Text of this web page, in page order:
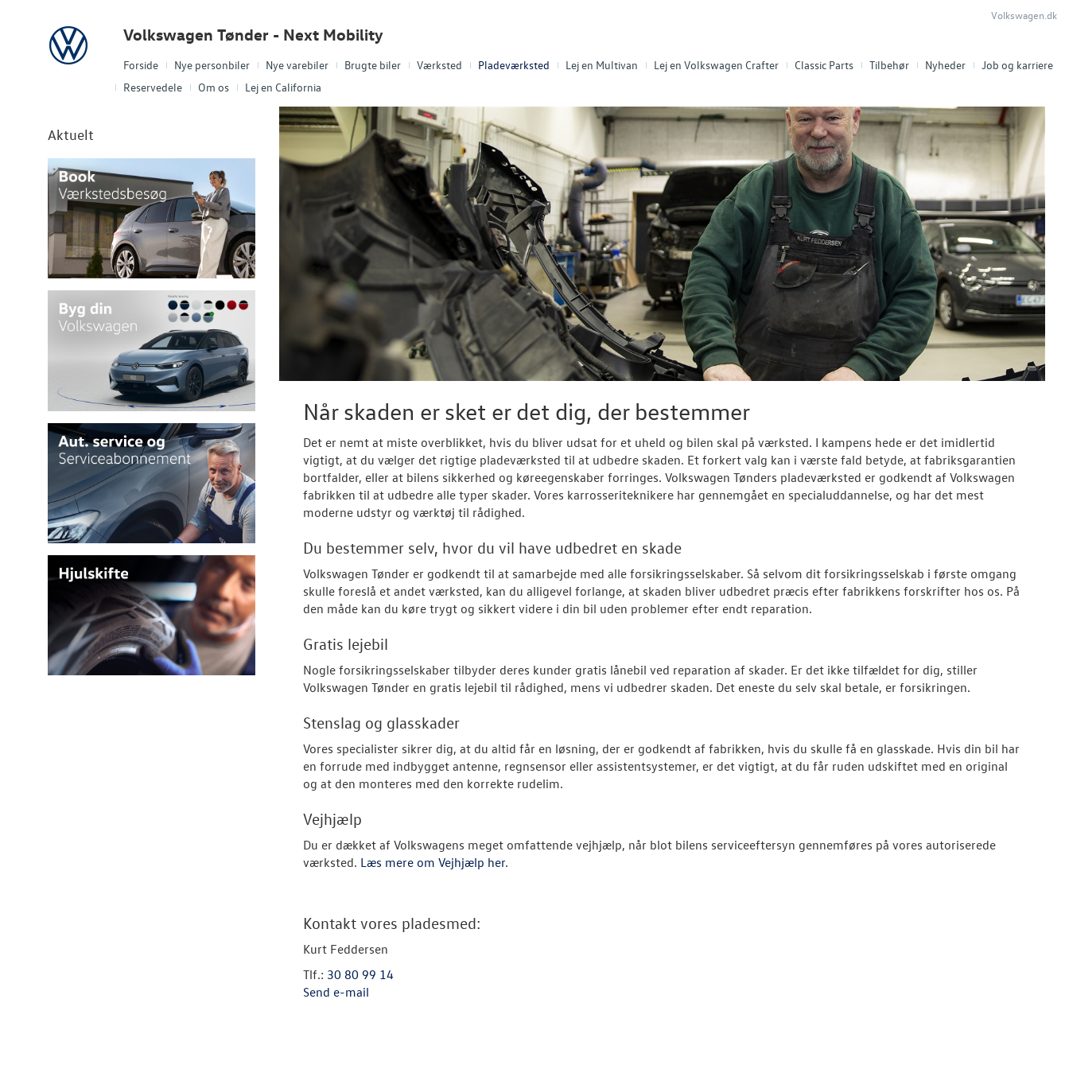
Forside Nye personbiler Nye varebiler Brugte biler Værksted Pladeværksted Lej en Multivan Lej en Volkswagen Crafter Classic Parts Tilbehør Nyheder
Job og karriere
Reservedele
Om os Lej en California
Volkswagen Volkswagen Tønder - Next Mobility
Volkswagen.dk
Aktuelt
Når skaden er sket er det dig, der bestemmer
Det er nemt at miste overblikket, hvis du bliver udsat for et uheld og bilen skal på værksted. I kampens hede er det imidlertid
vigtigt, at du vælger det rigtige pladeværksted til at udbedre skaden. Et forkert valg kan i værste fald betyde, at fabriksgarantien
bortfalder, eller at bilens sikkerhed og køreegenskaber forringes. Volkswagen Tønders pladeværksted er godkendt af Volkswagen
fabrikken til at udbedre alle typer skader. Vores karrosseriteknikere har gennemgået en specialuddannelse, og har det mest
moderne udstyr og værktøj til rådighed.
Du bestemmer selv, hvor du vil have udbedret en skade
Volkswagen Tønder er godkendt til at samarbejde med alle forsikringsselskaber. Så selvom dit forsikringsselskab i første omgang
skulle foreslå et andet værksted, kan du alligevel forlange, at skaden bliver udbedret præcis efter fabrikkens forskrifter hos os. På
den måde kan du køre trygt og sikkert videre i din bil uden problemer efter endt reparation.
Gratis lejebil
Nogle forsikringsselskaber tilbyder deres kunder gratis lånebil ved reparation af skader. Er det ikke tilfældet for dig, stiller
Volkswagen Tønder en gratis lejebil til rådighed, mens vi udbedrer skaden. Det eneste du selv skal betale, er forsikringen.
Stenslag og glasskader
Vores specialister sikrer dig, at du altid får en løsning, der er godkendt af fabrikken, hvis du skulle få en glasskade. Hvis din bil har
en forrude med indbygget antenne, regnsensor eller assistentsystemer, er det vigtigt, at du får ruden udskiftet med en original
og at den monteres med den korrekte rudelim.
Vejhjælp
Du er dækket af Volkswagens meget omfattende vejhjælp, når blot bilens serviceeftersyn gennemføres på vores autoriserede
værksted. Læs mere om Vejhjælp her.
Kontakt vores pladesmed:
Kurt Feddersen
Tlf.: 30 80 99 14
Send e-mail